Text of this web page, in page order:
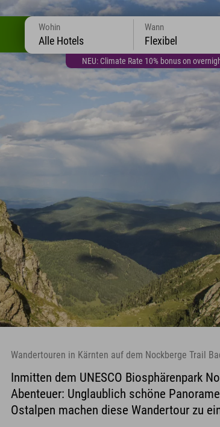
NEU: Climate Rate 10% bonus on
Wohin
Alle Hotels
Wann
Flexibel
Wandertouren in Kärnten auf dem Nockberge Trail
Inmitten dem UNESCO Biosphärenpark
Abenteuer: Unglaublich schöne
Ostalpen machen diese Wandertour zu